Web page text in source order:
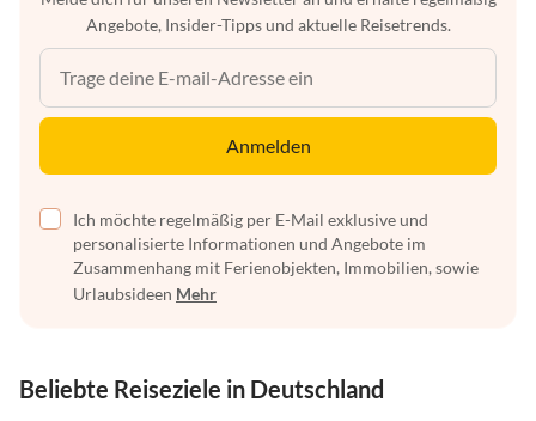
Angebote, Insider-Tipps und aktuelle Reisetrends.
Anmelden
Ich möchte regelmäßig per E-Mail exklusive und
personalisierte Informationen und Angebote im
Zusammenhang mit Ferienobjekten, Immobilien, sowie
Urlaubsideen Mehr
Beliebte Reiseziele in Deutschland